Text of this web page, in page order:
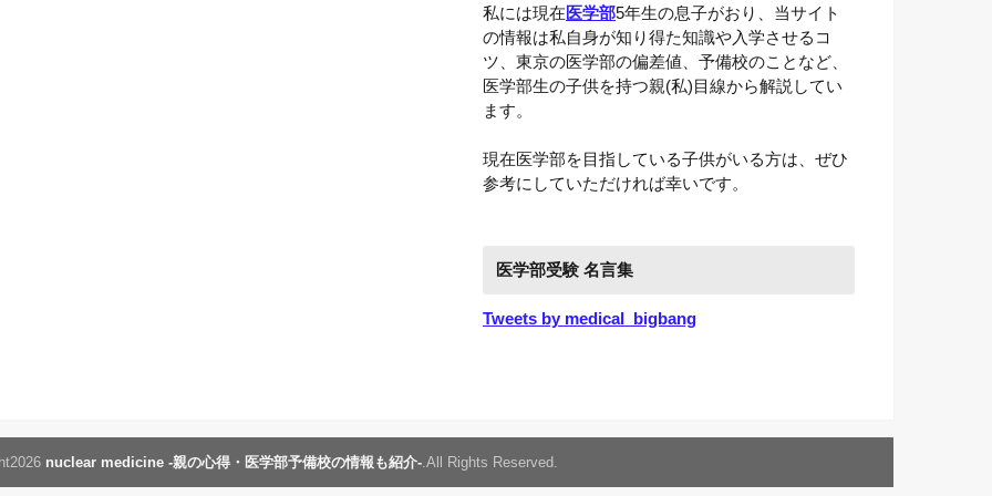
私には現在医学部5年生の息子がおり、当サイト
の情報は私自身が知り得た知識や入学させるコ
ツ、東京の医学部の偏差値、予備校のことなど、
医学部生の子供を持つ親(私)目線から解説してい
ます。
現在医学部を目指している子供がいる方は、ぜひ
参考にしていただければ幸いです。
医学部受験 名言集
Tweets by medical_bigbang
nuclear medicine -親の心得・医学部予備校の情報も紹介-.All Rights Reserved.